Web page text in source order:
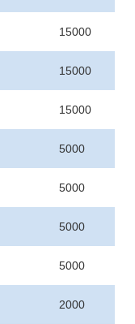
15000
15000
15000
5000
5000
5000
5000
2000